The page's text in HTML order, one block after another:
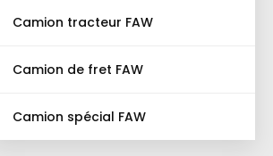
Camion tracteur FAW
Camion de fret FAW
Camion spécial FAW